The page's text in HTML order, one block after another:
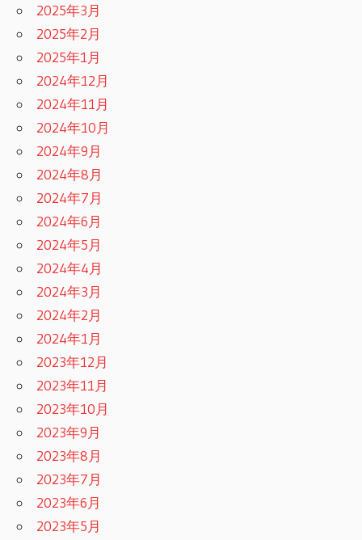
2025年3月
2025年2月
2025年1月
2024年12月
2024年11月
2024年10月
2024年9月
2024年8月
2024年7月
2024年6月
2024年5月
2024年4月
2024年3月
2024年2月
2024年1月
2023年12月
2023年11月
2023年10月
2023年9月
2023年8月
2023年7月
2023年6月
2023年5月